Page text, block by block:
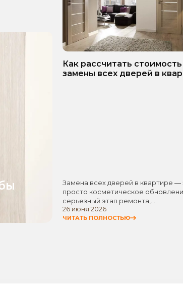
Как рассчитать стоимость
замены всех дверей в
Замена всех дверей в квартире —
просто косметическое
серьезный этап ремонта,…
26 июня 2026
ЧИТАТЬ ПОЛНОСТЬЮ